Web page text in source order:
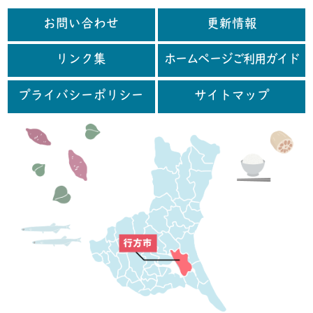
お問い合わせ 更新情報
リンク集 ホームページご利用ガイド
プライバシーポリシー サイトマップ